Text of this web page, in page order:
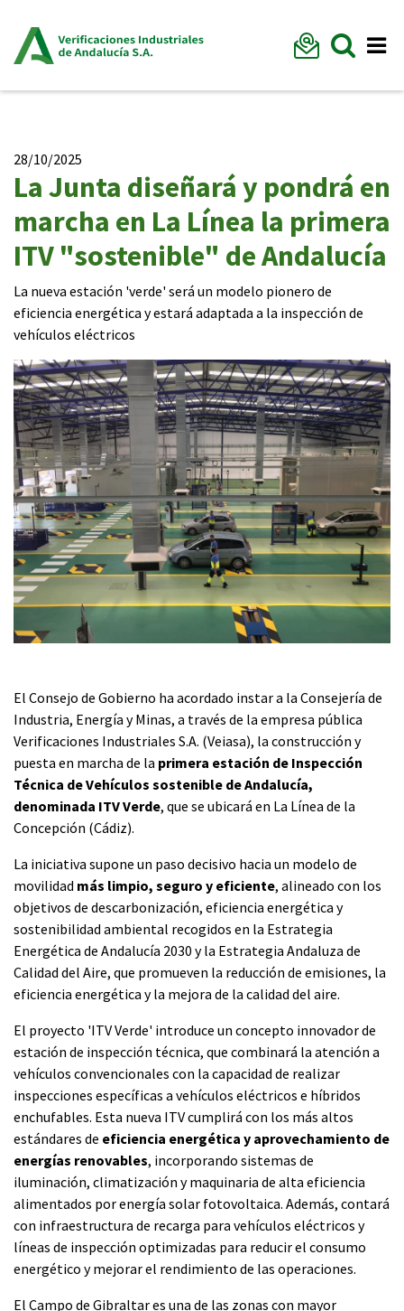
28/10/2025
La Junta diseñará y pondrá en
marcha en La Línea la primera
ITV "sostenible" de Andalucía
La nueva estación 'verde' será un modelo pionero de
eficiencia energética y estará adaptada a la inspección de
vehículos eléctricos
El Consejo de Gobierno ha acordado instar a la Consejería de
Industria, Energía y Minas, a través de la empresa pública
Verificaciones Industriales S.A. (Veiasa), la construcción y
puesta en marcha de la primera estación de Inspección
Técnica de Vehículos sostenible de Andalucía,
denominada ITV Verde, que se ubicará en La Línea de la
Concepción (Cádiz).
La iniciativa supone un paso decisivo hacia un modelo de
movilidad más limpio, seguro y eficiente, alineado con los
objetivos de descarbonización, eficiencia energética y
sostenibilidad ambiental recogidos en la Estrategia
Energética de Andalucía 2030 y la Estrategia Andaluza de
Calidad del Aire, que promueven la reducción de emisiones, la
eficiencia energética y la mejora de la calidad del aire.
El proyecto 'ITV Verde' introduce un concepto innovador de
estación de inspección técnica, que combinará la atención a
vehículos convencionales con la capacidad de realizar
inspecciones específicas a vehículos eléctricos e híbridos
enchufables. Esta nueva ITV cumplirá con los más altos
estándares de eficiencia energética y aprovechamiento de
energías renovables, incorporando sistemas de
iluminación, climatización y maquinaria de alta eficiencia
alimentados por energía solar fotovoltaica. Además, contará
con infraestructura de recarga para vehículos eléctricos y
líneas de inspección optimizadas para reducir el consumo
energético y mejorar el rendimiento de las operaciones.
El Campo de Gibraltar es una de las zonas con mayor